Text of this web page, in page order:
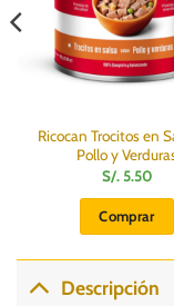
Ricocan Trocitos en
Pollo y
S/. 5.50
Comprar
Descripción